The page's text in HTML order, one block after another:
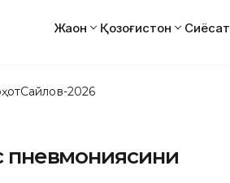
Жаҳон Қозоғистон Сиёсат
Сайлов-2026
пневмониясини